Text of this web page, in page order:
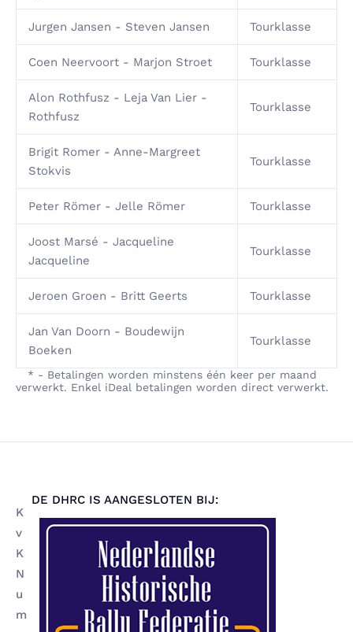
Jurgen Jansen - Steven Jansen Tourklasse
Coen Neervoort - Marjon Stroet Tourklasse
Alon Rothfusz - Leja Van Lier -
Rothfusz
Tourklasse
Brigit Romer - Anne-Margreet
Stokvis
Tourklasse
Peter Römer - Jelle Römer Tourklasse
Joost Marsé - Jacqueline
Jacqueline
Tourklasse
Jeroen Groen - Britt Geerts Tourklasse
Jan Van Doorn - Boudewijn
Boeken
Tourklasse
* - Betalingen worden minstens één keer per maand
verwerkt. Enkel iDeal betalingen worden direct verwerkt.
K
v
K
N
u
m
DE DHRC IS AANGESLOTEN BIJ: